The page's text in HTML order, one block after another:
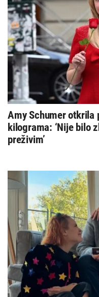
Amy Schumer otkrila
kilograma: ‘Nije bilo
preživim’